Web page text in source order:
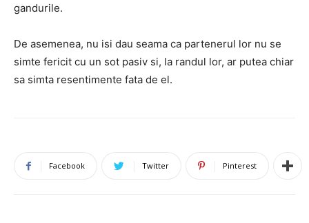
gandurile.
De asemenea, nu isi dau seama ca partenerul lor nu se
simte fericit cu un sot pasiv si, la randul lor, ar putea chiar
sa simta resentimente fata de el.
Facebook Twitter Pinterest